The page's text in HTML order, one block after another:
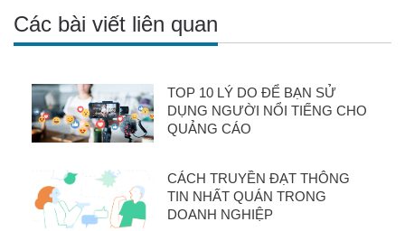
Các bài viết liên quan
TOP 10 LÝ DO ĐỂ BẠN SỬ
DỤNG NGƯỜI NỔI TIẾNG CHO
QUẢNG CÁO
CÁCH TRUYỀN ĐẠT THÔNG
TIN NHẤT QUÁN TRONG
DOANH NGHIỆP